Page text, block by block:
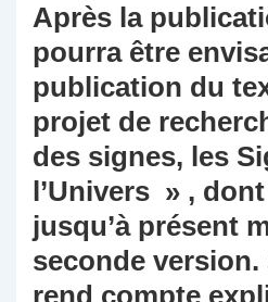
Après la
pourra être
publication du
projet de
des signes, les
l’Univers » , dont
jusqu’à présent
seconde